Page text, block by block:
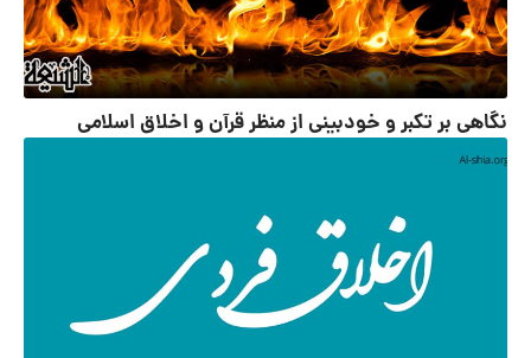
نگاهی بر تکبر و خودبینی از منظر قرآن و اخلاق اسلامی